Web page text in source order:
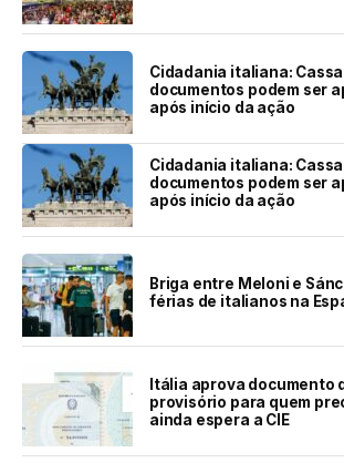
Cidadania italiana:
documentos podem ser
após início da ação
Cidadania italiana:
documentos podem ser
após início da ação
Briga entre Meloni e
férias de italianos na
Itália aprova documento
provisório para quem
ainda espera a CIE